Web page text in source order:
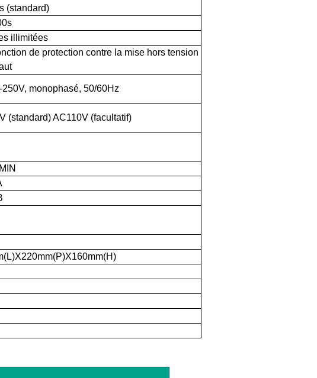
(standard)
illimitées
de protection contre la mise hors tension
monophasé, 50/60Hz
(standard) AC110V (facultatif)